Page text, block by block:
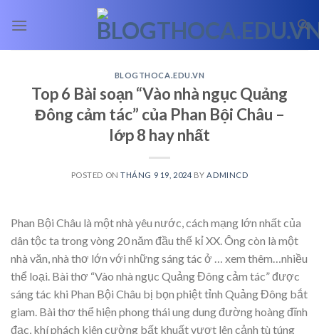
BLOGTHOCA.EDU.VN
Top 6 Bài soạn “Vào nhà ngục Quảng
Đông cảm tác” của Phan Bội Châu –
lớp 8 hay nhất
POSTED ONTHÁNG 9 19, 2024 BY ADMINCD
Phan Bội Châu là một nhà yêu nước, cách mạng lớn nhất của
dân tộc ta trong vòng 20 năm đầu thế kỉ XX. Ông còn là một
nhà văn, nhà thơ lớn với những sáng tác ở
… xem thêm… nhiều
thể loại. Bài thơ “Vào nhà ngục Quảng Đông cảm tác” được
sáng tác khi Phan Bội Châu bị bọn phiệt tỉnh Quảng Đông bắt
giam. Bài thơ thể hiện phong thái ung dung đường hoàng đĩnh
đạc, khí phách kiên cường bất khuất vượt lên cảnh tù túng